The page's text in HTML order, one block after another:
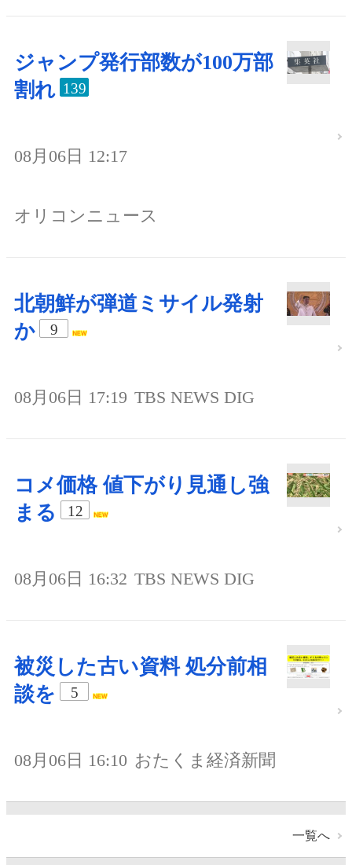
ジャンプ発行部数が100万部
割れ 139
08月06日 12:17
オリコンニュース
北朝鮮が弾道ミサイル発射
か
9
08月06日 17:19 TBS NEWS DIG
コメ価格 値下がり見通し強
まる
12
08月06日 16:32 TBS NEWS DIG
被災した古い資料 処分前相
談を
5
08月06日 16:10 おたくま経済新聞
一覧へ